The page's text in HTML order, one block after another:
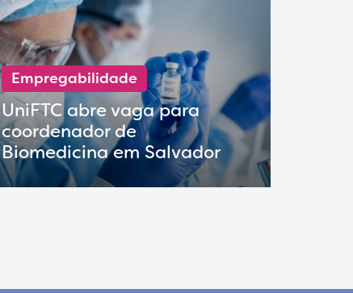
Empregabilidade
UniFTC abre vaga para
coordenador de
Biomedicina em Salvador